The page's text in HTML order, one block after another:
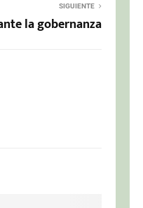
SIGUIENTE
la gobernanza